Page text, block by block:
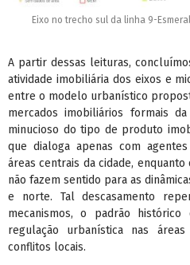
Eixo no trecho sul da linha 9-
A partir dessas leituras,
atividade imobiliária dos eixos e
entre o modelo urbanístico
mercados imobiliários formais
minucioso do tipo de produto
que dialoga apenas com
áreas centrais da cidade,
não fazem sentido para as
e norte. Tal descasamento
mecanismos, o padrão
regulação urbanística nas
conflitos locais.